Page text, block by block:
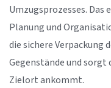
Umzugsprozesses.
Planung und
die sichere Verpackung
Gegenstände und
Zielort ankommt.